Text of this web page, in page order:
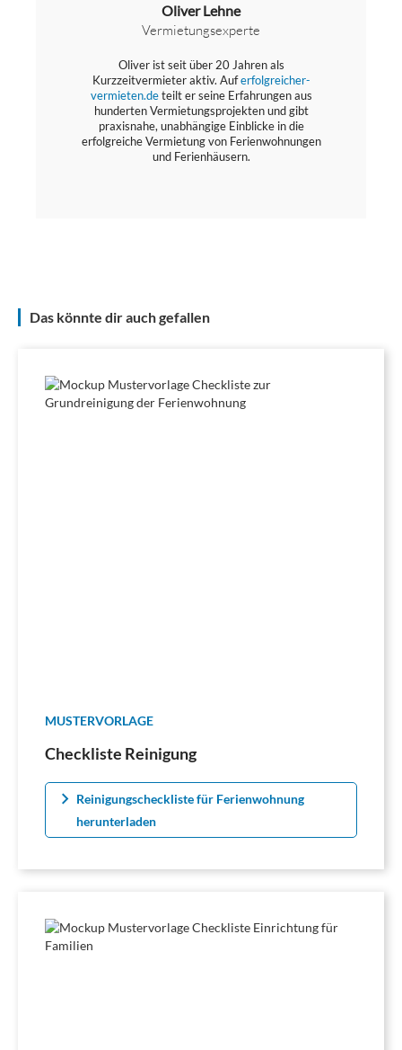
Oliver Lehne
Vermietungsexperte
Oliver ist seit über 20 Jahren als
Kurzzeitvermieter aktiv. Auferfolgreicher-
vermieten.deteilt er seine Erfahrungen aus
hunderten Vermietungsprojekten und gibt
praxisnahe, unabhängige Einblicke in die
erfolgreiche Vermietung von Ferienwohnungen
und Ferienhäusern.
Das könnte dir auch gefallen
MUSTERVORLAGE
Checkliste Reinigung
Reinigungscheckliste für Ferienwohnung
herunterladen